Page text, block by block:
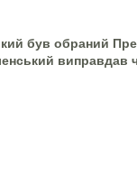
був обраний
виправдав